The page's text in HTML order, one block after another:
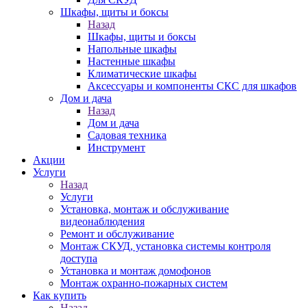
Шкафы, щиты и боксы
Назад
Шкафы, щиты и боксы
Напольные шкафы
Настенные шкафы
Климатические шкафы
Аксессуары и компоненты СКС для шкафов
Дом и дача
Назад
Дом и дача
Садовая техника
Инструмент
Акции
Услуги
Назад
Услуги
Установка, монтаж и обслуживание
видеонаблюдения
Ремонт и обслуживание
Монтаж СКУД, установка системы контроля
доступа
Установка и монтаж домофонов
Монтаж охранно-пожарных систем
Как купить